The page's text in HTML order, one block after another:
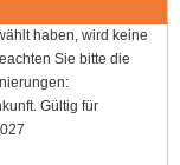
haben, wird keine
Sie bitte die
Gültig für